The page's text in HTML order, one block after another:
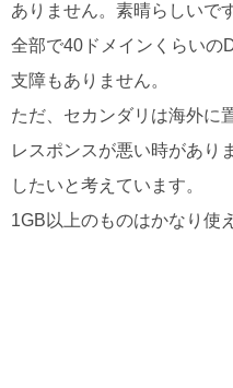
ありません。素晴らしいです
全部で40ドメインくらいの
支障もありません。
ただ、セカンダリは海外に
レスポンスが悪い時があり
したいと考えています。
1GB以上のものはかなり使